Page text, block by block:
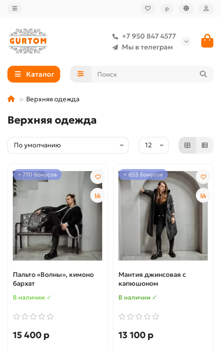
р
+7 950 847 4577
Мы в телеграм
Каталог
Верхняя одежда
Верхняя одежда
+ 770 бонусов
Пальто «Волны», кимоно
бархат
В наличии ✓
15 400 р
+ 655 бонусов
Мантия джинсовая с
капюшоном
В наличии ✓
13 100 р